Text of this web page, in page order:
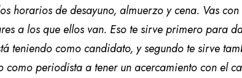
horarios de desayuno, almuerzo y cena. Vas
a los que ellos van. Eso te sirve primero para
teniendo como candidato, y segundo te sirve
como periodista a tener un acercamiento con el